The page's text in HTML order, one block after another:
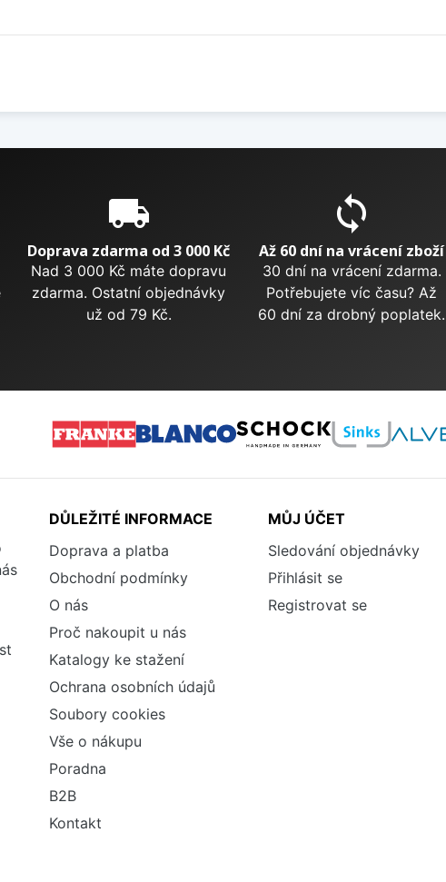
local_shipping
Doprava zdarma od 3 000 Kč
Nad 3 000 Kč máte dopravu
zdarma. Ostatní objednávky
už od 79 Kč.
sync
Až 60 dní na vrácení zboží
30 dní na vrácení zdarma.
Potřebujete víc času? Až
60 dní za drobný poplatek.
DŮLEŽITÉ INFORMACE
Doprava a platba
Obchodní podmínky
O nás
Proč nakoupit u nás
Katalogy ke stažení
Ochrana osobních údajů
Soubory cookies
Vše o nákupu
Poradna
B2B
Kontakt
MŮJ ÚČET
Sledování objednávky
Přihlásit se
Registrovat se